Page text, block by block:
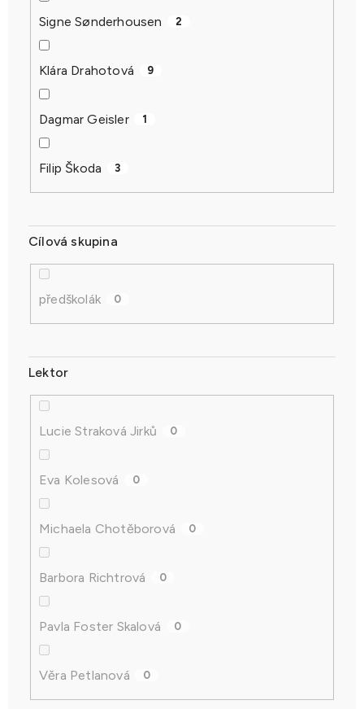
Signe Sønderhousen 2
Klára Drahotová 9
Dagmar Geisler 1
Filip Škoda 3
Cílová skupina
předškolák 0
Lektor
Lucie Straková Jirků 0
Eva Kolesová 0
Michaela Chotěborová 0
Barbora Richtrová 0
Pavla Foster Skalová 0
Věra Petlanová 0